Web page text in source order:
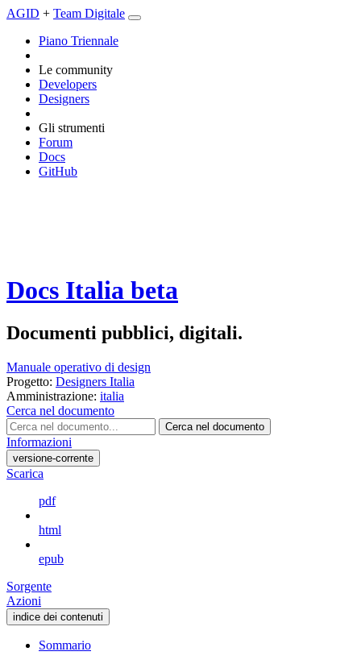
AGID + Team Digitale
Piano Triennale
Le community
Developers
Designers
Gli strumenti
Forum
Docs
GitHub
Docs Italia beta
Documenti pubblici, digitali.
Manuale operativo di design
Progetto: Designers Italia
Amministrazione: italia
Cerca nel documento
Cerca nel documento
Informazioni
versione-corrente
Scarica
pdf
html
epub
Sorgente
Azioni
indice dei contenuti
Sommario